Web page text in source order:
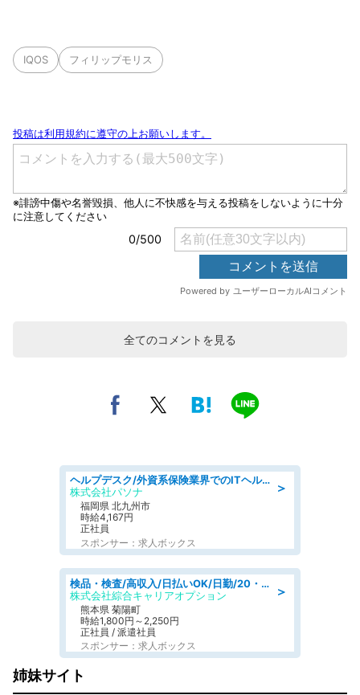
IQOS フィリップモリス
全てのコメントを見る
＞
ヘルプデスク/外資系保険業界でのITヘルプデスク業務/駅近/即日勤務可/ヘルプデスク
株式会社パソナ
福岡県 北九州市
時給4,167円
正社員
スポンサー：求人ボックス
＞
検品・検査/高収入/日払いOK/日勤/20・30・40代活躍中/製造 工場
株式会社綜合キャリアオプション
熊本県 菊陽町
時給1,800円～2,250円
正社員 / 派遣社員
スポンサー：求人ボックス
姉妹サイト